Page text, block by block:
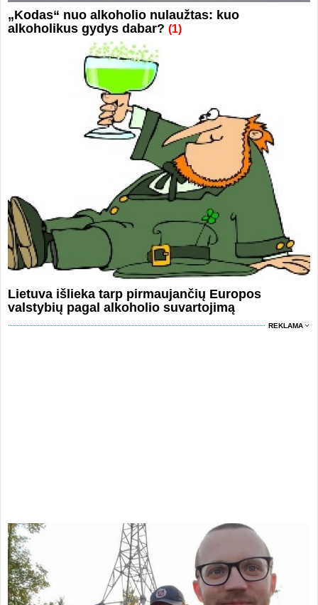
„Kodas“ nuo alkoholio nulaužtas: kuo
alkoholikus gydys dabar? (1)
Lietuva išlieka tarp pirmaujančių Europos
valstybių pagal alkoholio suvartojimą
REKLAMA